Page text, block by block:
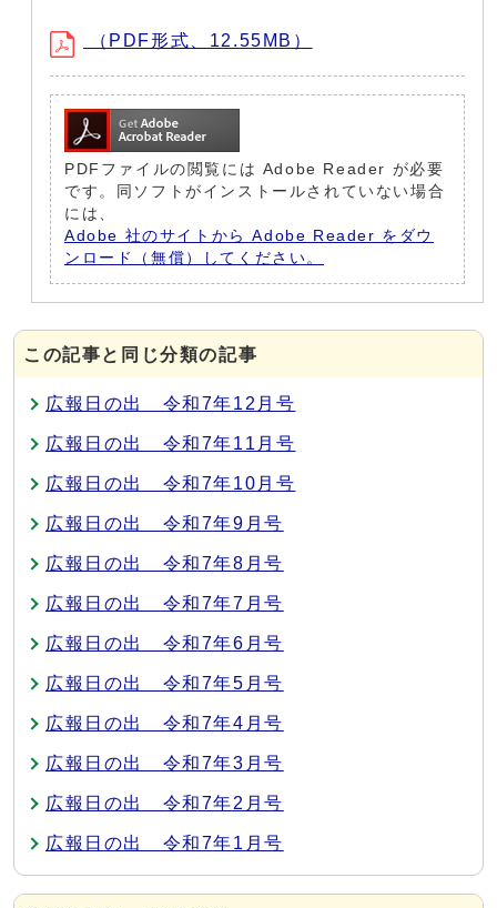
（PDF形式、12.55MB）
PDFファイルの閲覧には Adobe Reader が必要
です。同ソフトがインストールされていない場合
には、
Adobe 社のサイトから Adobe Reader をダウ
ンロード（無償）してください。
この記事と同じ分類の記事
広報日の出 令和7年12月号
広報日の出 令和7年11月号
広報日の出 令和7年10月号
広報日の出 令和7年9月号
広報日の出 令和7年8月号
広報日の出 令和7年7月号
広報日の出 令和7年6月号
広報日の出 令和7年5月号
広報日の出 令和7年4月号
広報日の出 令和7年3月号
広報日の出 令和7年2月号
広報日の出 令和7年1月号